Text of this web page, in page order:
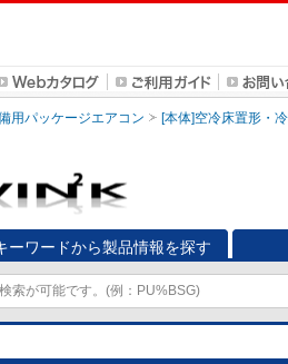
用パッケージエアコン [本体]空冷床置形・
ーワードから製品情報を探す